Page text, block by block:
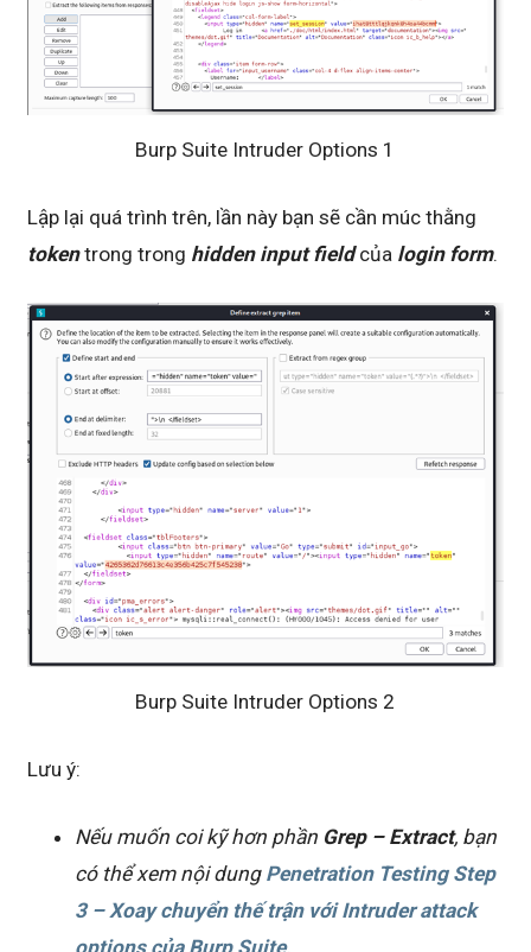
Burp Suite Intruder Options 1
Lập lại quá trình trên, lần này bạn sẽ cần múc thằng
tokentrong trong hidden input fieldcủa login form.
Burp Suite Intruder Options 2
Lưu ý:
Nếu muốn coi kỹ hơn phần Grep – Extract, bạn
có thể xem nội dung Penetration Testing Step
3 – Xoay chuyển thế trận với Intruder attack
options của Burp Suite.